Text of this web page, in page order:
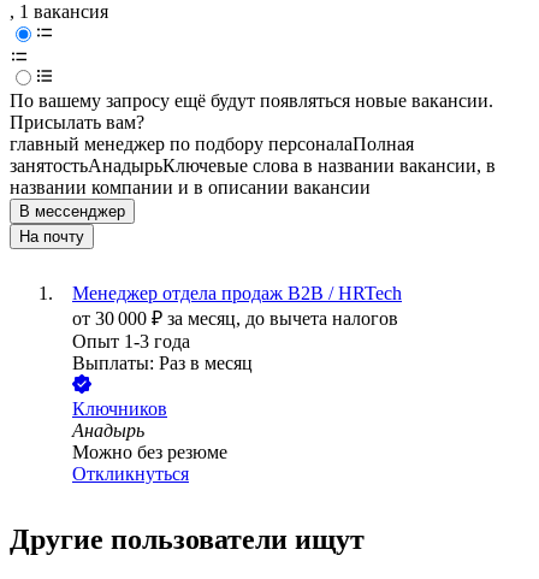
, 1 вакансия
По вашему запросу ещё будут появляться новые вакансии.
Присылать вам?
главный менеджер по подбору персоналаПолная
занятостьАнадырьКлючевые слова в названии вакансии, в
названии компании и в описании вакансии
В мессенджер
На почту
Менеджер отдела продаж B2B / HRTech
от 30 000 ₽ за месяц, до вычета налогов
Опыт 1-3 года
Выплаты: Раз в месяц
Ключников
Анадырь
Можно без резюме
Откликнуться
Другие пользователи ищут